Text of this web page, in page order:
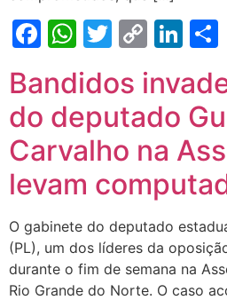
Facebook
WhatsApp
Twitter
Copy
Bandidos
do deputado
Carvalho na
levam
O gabinete do deputado
(PL), um dos líderes da
durante o fim de semana na
Rio Grande do Norte. O caso